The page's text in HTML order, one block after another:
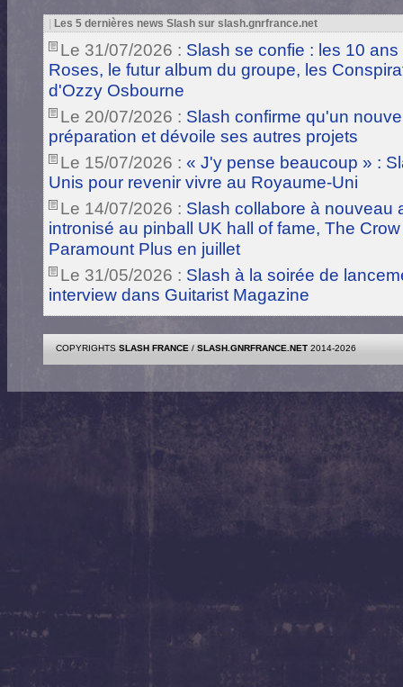
Les 5 dernières news Slash sur slash.gnrfrance.net
Le 31/07/2026 : Slash se confie : les 10
Roses, le futur album du groupe, les
d'Ozzy Osbourne
Le 20/07/2026 : Slash confirme qu'un
préparation et dévoile ses autres projets
Le 15/07/2026 : « J'y pense beaucoup » :
Unis pour revenir vivre au Royaume-Uni
Le 14/07/2026 : Slash collabore à nouveau
intronisé au pinball UK hall of fame, The
Paramount Plus en juillet
Le 31/05/2026 : Slash à la soirée de
interview dans Guitarist Magazine
COPYRIGHTS SLASH FRANCE / SLASH.GNRFRANCE.NET 2014-2026